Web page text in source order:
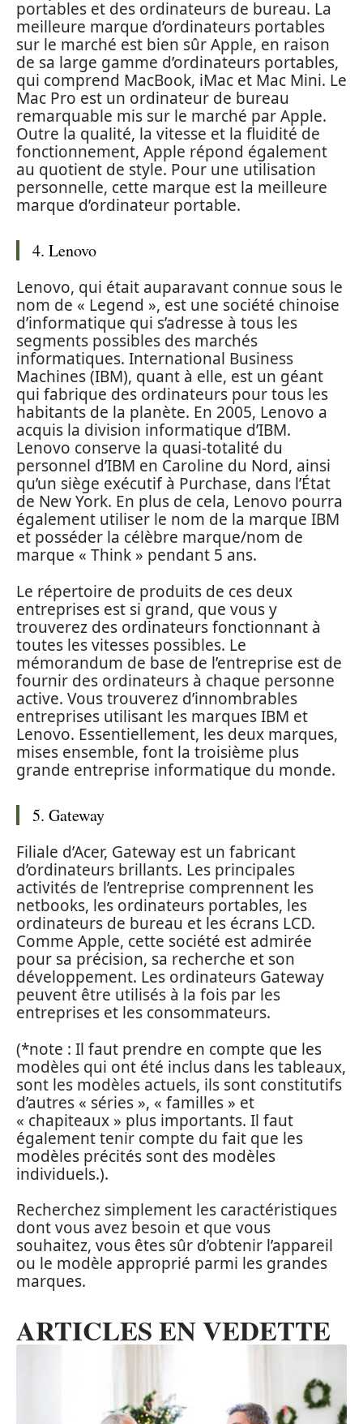
portables et des ordinateurs de bureau. La
meilleure marque d’ordinateurs portables
sur le marché est bien sûr Apple, en raison
de sa large gamme d’ordinateurs portables,
qui comprend MacBook, iMac et Mac Mini. Le
Mac Pro est un ordinateur de bureau
remarquable mis sur le marché par Apple.
Outre la qualité, la vitesse et la fluidité de
fonctionnement, Apple répond également
au quotient de style. Pour une utilisation
personnelle, cette marque est la meilleure
marque d’ordinateur portable.
4. Lenovo
Lenovo, qui était auparavant connue sous le
nom de « Legend », est une société chinoise
d’informatique qui s’adresse à tous les
segments possibles des marchés
informatiques. International Business
Machines (IBM), quant à elle, est un géant
qui fabrique des ordinateurs pour tous les
habitants de la planète. En 2005, Lenovo a
acquis la division informatique d’IBM.
Lenovo conserve la quasi-totalité du
personnel d’IBM en Caroline du Nord, ainsi
qu’un siège exécutif à Purchase, dans l’État
de New York. En plus de cela, Lenovo pourra
également utiliser le nom de la marque IBM
et posséder la célèbre marque/nom de
marque « Think » pendant 5 ans.
Le répertoire de produits de ces deux
entreprises est si grand, que vous y
trouverez des ordinateurs fonctionnant à
toutes les vitesses possibles. Le
mémorandum de base de l’entreprise est de
fournir des ordinateurs à chaque personne
active. Vous trouverez d’innombrables
entreprises utilisant les marques IBM et
Lenovo. Essentiellement, les deux marques,
mises ensemble, font la troisième plus
grande entreprise informatique du monde.
5. Gateway
Filiale d’Acer, Gateway est un fabricant
d’ordinateurs brillants. Les principales
activités de l’entreprise comprennent les
netbooks, les ordinateurs portables, les
ordinateurs de bureau et les écrans LCD.
Comme Apple, cette société est admirée
pour sa précision, sa recherche et son
développement. Les ordinateurs Gateway
peuvent être utilisés à la fois par les
entreprises et les consommateurs.
(*note : Il faut prendre en compte que les
modèles qui ont été inclus dans les tableaux,
sont les modèles actuels, ils sont constitutifs
d’autres « séries », « familles » et
« chapiteaux » plus importants. Il faut
également tenir compte du fait que les
modèles précités sont des modèles
individuels.).
Recherchez simplement les caractéristiques
dont vous avez besoin et que vous
souhaitez, vous êtes sûr d’obtenir l’appareil
ou le modèle approprié parmi les grandes
marques.
ARTICLES EN VEDETTE